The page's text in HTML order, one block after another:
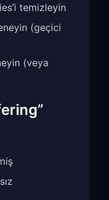
temizleyin
(geçici
(veya